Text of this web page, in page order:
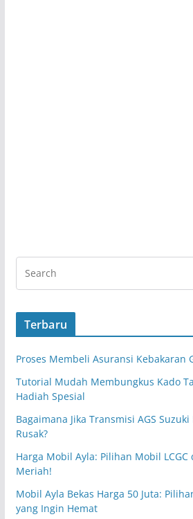
Terbaru
Proses Membeli Asuransi Kebakaran
Tutorial Mudah Membungkus Kado
Hadiah Spesial
Bagaimana Jika Transmisi AGS
Rusak?
Harga Mobil Ayla: Pilihan Mobil
Meriah!
Mobil Ayla Bekas Harga 50 Juta:
yang Ingin Hemat